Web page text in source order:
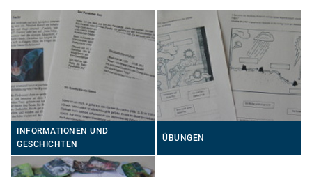
INFORMATIONEN UND
GESCHICHTEN
ÜBUNGEN